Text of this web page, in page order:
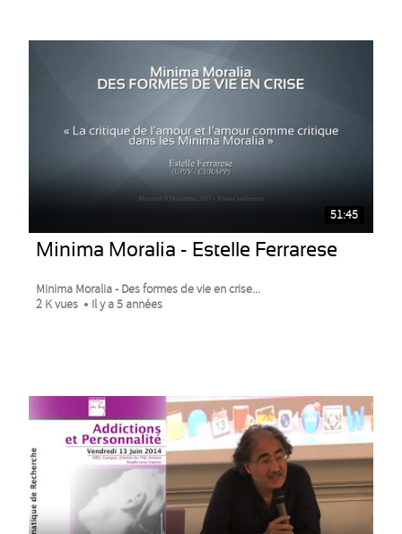
51:45
Minima Moralia - Estelle Ferrarese
Minima Moralia - Des formes de vie en crise...
2 K vues
Il y a 5 années